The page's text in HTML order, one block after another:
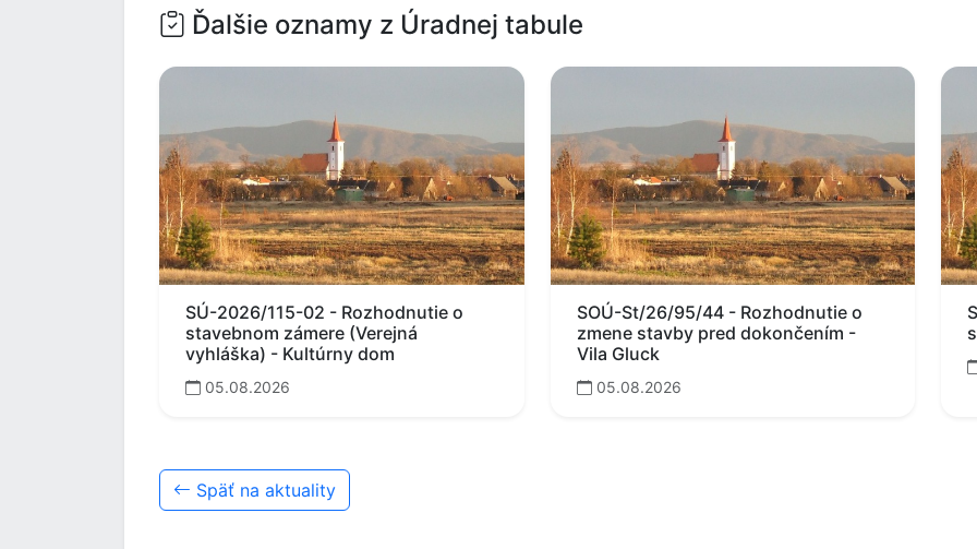
Ďalšie oznamy z Úradnej tabule
SÚ-2026/115-02 - Rozhodnutie o
stavebnom zámere (Verejná
vyhláška) - Kultúrny dom
05.08.2026
SOÚ-St/26/95/44 - Rozhodnutie o
zmene stavby pred dokončením -
Vila Gluck
05.08.2026
Späť na aktuality